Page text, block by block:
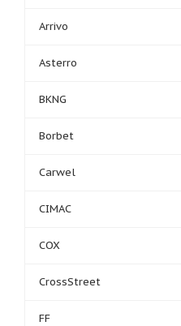
Arrivo
Asterro
BKNG
Borbet
Carwel
CIMAC
COX
CrossStreet
FF